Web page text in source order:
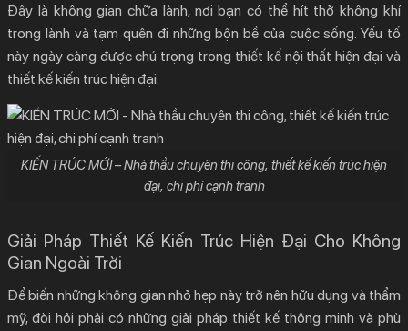
Đây là không gian chữa lành, nơi bạn có thể hít thở không khí
trong lành và tạm quên đi những bộn bề của cuộc sống. Yếu tố
này ngày càng được chú trọng trong thiết kế nội thất hiện đại và
thiết kế kiến trúc hiện đại
KIẾN TRÚC MỚI – Nhà thầu chuyên thi công, thiết kế kiến trúc hiện
đại, chi phí cạnh tranh
Giải Pháp Thiết Kế Kiến Trúc Hiện Đại Cho Không
Gian Ngoài Trời
Để biến những không gian nhỏ hẹp này trở nên hữu dụng và thẩm
mỹ, đòi hỏi phải có những giải pháp thiết kế thông minh và phù